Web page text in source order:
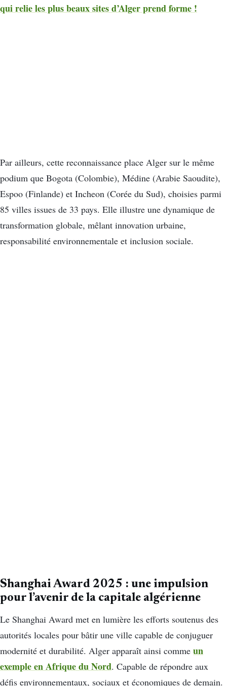
qui relie les plus beaux sites d’Alger prend forme !
Par ailleurs, cette reconnaissance place Alger sur le même
podium que Bogota (Colombie), Médine (Arabie Saoudite),
Espoo (Finlande) et Incheon (Corée du Sud), choisies parmi
85 villes issues de 33 pays. Elle illustre une dynamique de
transformation globale, mêlant innovation urbaine,
responsabilité environnementale et inclusion sociale.
Shanghai Award 2025 : une impulsion
pour l’avenir de la capitale algérienne
Le Shanghai Award met en lumière les efforts soutenus des
autorités locales pour bâtir une ville capable de conjuguer
modernité et durabilité. Alger apparaît ainsi comme un
exemple en Afrique du Nord. Capable de répondre aux
défis environnementaux, sociaux et économiques de demain.